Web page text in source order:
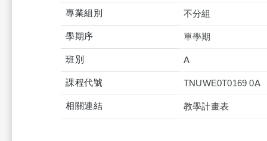
專業組別 不分組
學期序 單學期
班別 A
課程代號 TNUWE0T0169 0A
相關連結 教學計畫表